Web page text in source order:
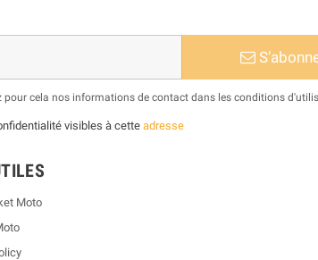
cela nos informations de contact dans les conditions
visibles à cette adresse
Moto